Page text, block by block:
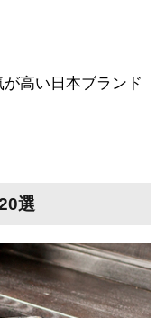
高い日本ブランド
選